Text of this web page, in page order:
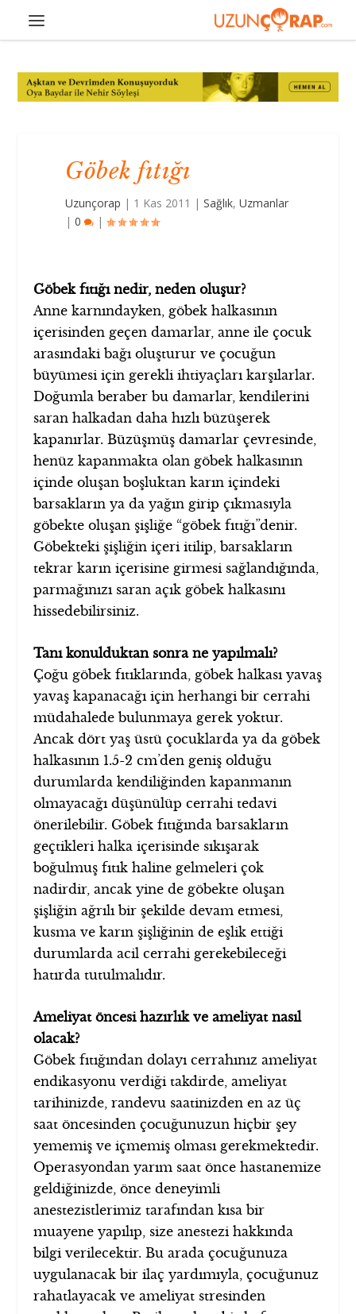
Göbek fıtığı
Uzunçorap | 1 Kas 2011 |Sağlık,Uzmanlar
|0 |
Göbek fıtığı nedir, neden oluşur?
Anne karnındayken, göbek halkasının
içerisinden geçen damarlar, anne ile çocuk
arasındaki bağı oluşturur ve çocuğun
büyümesi için gerekli ihtiyaçları karşılarlar.
Doğumla beraber bu damarlar, kendilerini
saran halkadan daha hızlı büzüşerek
kapanırlar. Büzüşmüş damarlar çevresinde,
henüz kapanmakta olan göbek halkasının
içinde oluşan boşluktan karın içindeki
barsakların ya da yağın girip çıkmasıyla
göbekte oluşan şişliğe “göbek fıtığı”denir.
Göbekteki şişliğin içeri itilip, barsakların
tekrar karın içerisine girmesi sağlandığında,
parmağınızı saran açık göbek halkasını
hissedebilirsiniz.
Tanı konulduktan sonra ne yapılmalı?
Çoğu göbek fıtıklarında, göbek halkası yavaş
yavaş kapanacağı için herhangi bir cerrahi
müdahalede bulunmaya gerek yoktur.
Ancak dört yaş üstü çocuklarda ya da göbek
halkasının 1.5-2 cm’den geniş olduğu
durumlarda kendiliğinden kapanmanın
olmayacağı düşünülüp cerrahi tedavi
önerilebilir. Göbek fıtığında barsakların
geçtikleri halka içerisinde sıkışarak
boğulmuş fıtık haline gelmeleri çok
nadirdir, ancak yine de göbekte oluşan
şişliğin ağrılı bir şekilde devam etmesi,
kusma ve karın şişliğinin de eşlik ettiği
durumlarda acil cerrahi gerekebileceği
hatırda tutulmalıdır.
Ameliyat öncesi hazırlık ve ameliyat nasıl
olacak?
Göbek fıtığından dolayı cerrahınız ameliyat
endikasyonu verdiği takdirde, ameliyat
tarihinizde, randevu saatinizden en az üç
saat öncesinden çocuğunuzun hiçbir şey
yememiş ve içmemiş olması gerekmektedir.
Operasyondan yarım saat önce hastanemize
geldiğinizde, önce deneyimli
anestezistlerimiz tarafından kısa bir
muayene yapılıp, size anestezi hakkında
bilgi verilecektir. Bu arada çocuğunuza
uygulanacak bir ilaç yardımıyla, çocuğunuz
rahatlayacak ve ameliyat stresinden